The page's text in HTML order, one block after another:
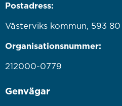
Postadress:
Västerviks kommun, 593
Organisationsnummer:
212000-0779
Genvägar